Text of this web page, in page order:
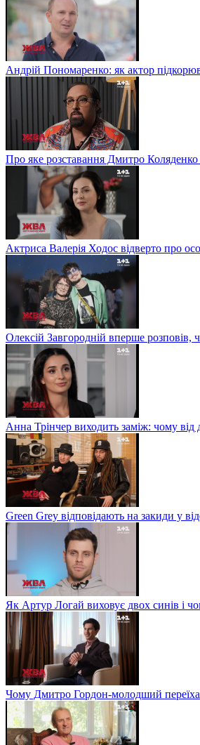
Андрій Пономаренко: як актор
Про яке розставання Дмитро
Актриса Валерія Ходос відверто про
Олексій Завгородній вперше розповів,
Анна Трінчер виходить заміж: чому від
Green Grey відповідають на закиди у
Як Артур Логай виховує двох синів і
Чому Дмитро Гордон-молодший